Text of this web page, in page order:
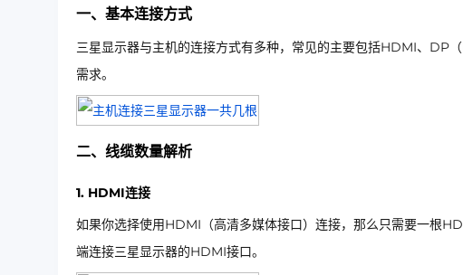
一、基本连接方式
三星显示器与主机的连接方式有多种，常见的主要包括HDMI、
需求。
二、线缆数量解析
1. HDMI连接
如果你选择使用HDMI（高清多媒体接口）连接，那么只需要一根
端连接三星显示器的HDMI接口。